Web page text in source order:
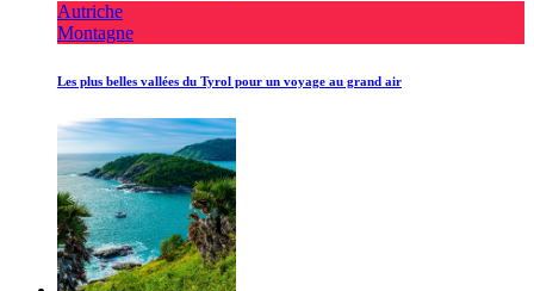
Autriche
Montagne
Les plus belles vallées du Tyrol pour un voyage au grand air